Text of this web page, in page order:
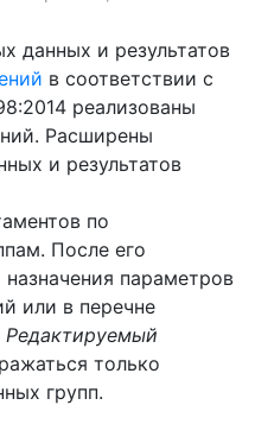
данных и результатов
в соответствии с
реализованы
Расширены
и результатов
по
После его
параметров
или в перечне
Редактируемый
только
групп.